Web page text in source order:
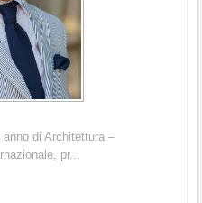
di Architettura –
pr...